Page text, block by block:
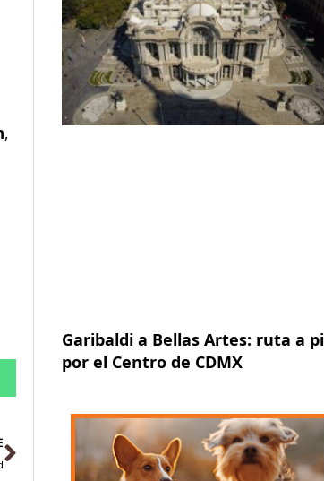
,
Siguiente
Garibaldi a Bellas Artes: ruta a
por el Centro de CDMX